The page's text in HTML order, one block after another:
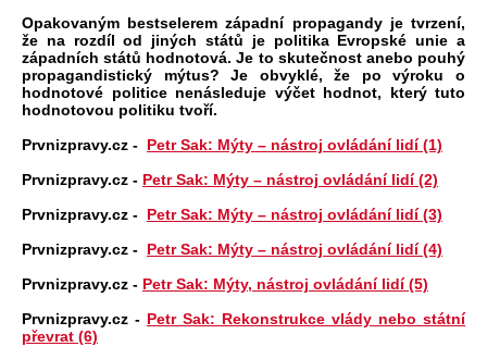
Opakovaným bestselerem západní propagandy je tvrzení,
že na rozdíl od jiných států je politika Evropské unie a
západních států hodnotová. Je to skutečnost anebo pouhý
propagandistický mýtus? Je obvyklé, že po výroku o
hodnotové politice nenásleduje výčet hodnot, který tuto
hodnotovou politiku tvoří.
Prvnizpravy.cz - Petr Sak: Mýty – nástroj ovládání lidí (1)
Prvnizpravy.cz - Petr Sak: Mýty – nástroj ovládání lidí (2)
Prvnizpravy.cz - Petr Sak: Mýty – nástroj ovládání lidí (3)
Prvnizpravy.cz - Petr Sak: Mýty – nástroj ovládání lidí (4)
Prvnizpravy.cz - Petr Sak: Mýty, nástroj ovládání lidí (5)
Prvnizpravy.cz - Petr Sak: Rekonstrukce vlády nebo státní
převrat (6)